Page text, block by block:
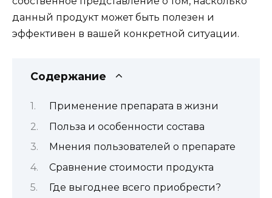
данный продукт может быть полезен и
эффективен в вашей конкретной ситуации.
Содержание
Применение препарата в жизни
Польза и особенности состава
Мнения пользователей о препарате
Сравнение стоимости продукта
Где выгоднее всего приобрести?